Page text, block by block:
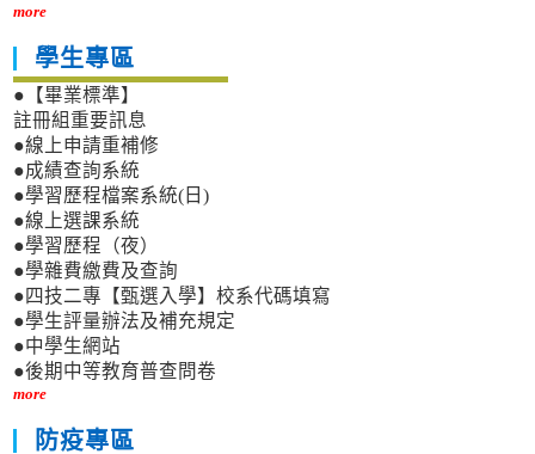
more
學生專區
●【畢業標準】
註冊組重要訊息
●線上申請重補修
●成績查詢系統
●學習歷程檔案系統(日)
●線上選課系統
●學習歷程（夜）
●學雜費繳費及查詢
●四技二專【甄選入學】校系代碼填寫
●學生評量辦法及補充規定
●中學生網站
●後期中等教育普查問卷
more
防疫專區